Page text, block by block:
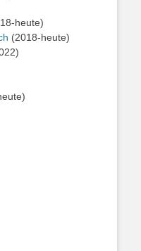
heute)
(2018-heute)